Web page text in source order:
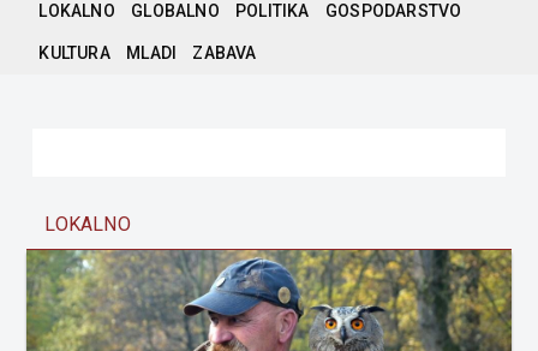
LOKALNO GLOBALNO POLITIKA GOSPODARSTVO
KULTURA MLADI ZABAVA
LOKALNO